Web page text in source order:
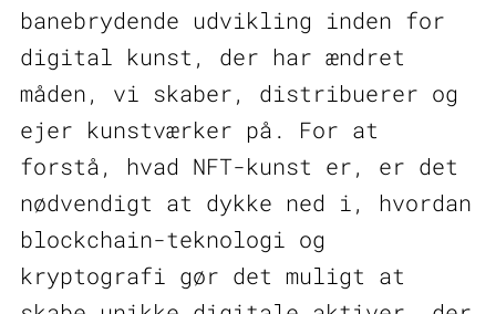
banebrydende udvikling inden for
digital kunst, der har ændret
måden, vi skaber, distribuerer og
ejer kunstværker på. For at
forstå, hvad NFT-kunst er, er det
nødvendigt at dykke ned i, hvordan
blockchain-teknologi og
kryptografi gør det muligt at